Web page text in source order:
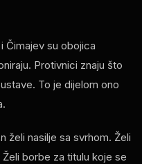
Čimajev su obojica
Protivnici znaju što
To je dijelom ono
želi nasilje sa svrhom. Želi
borbe za titulu koje se